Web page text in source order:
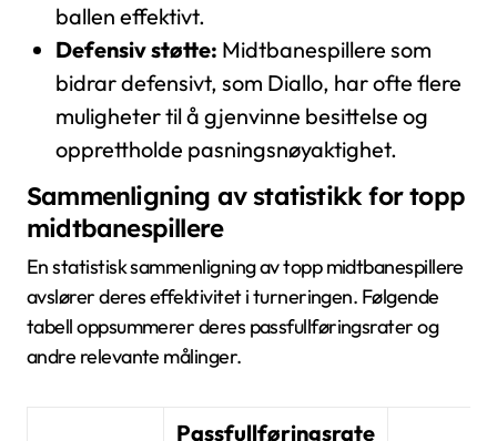
ballen effektivt.
Defensiv støtte: Midtbanespillere som
bidrar defensivt, som Diallo, har ofte flere
muligheter til å gjenvinne besittelse og
opprettholde pasningsnøyaktighet.
Sammenligning av statistikk for topp
midtbanespillere
En statistisk sammenligning av topp midtbanespillere
avslører deres effektivitet i turneringen. Følgende
tabell oppsummerer deres passfullføringsrater og
andre relevante målinger.
Passfullføringsrate